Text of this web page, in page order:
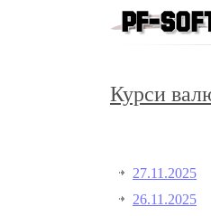
Курси
27.11.2025
26.11.2025